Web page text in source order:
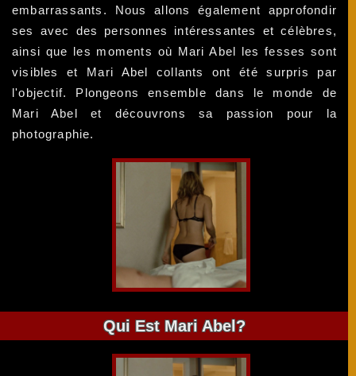
embarrassants. Nous allons également approfondir
ses avec des personnes intéressantes et célèbres,
ainsi que les moments où Mari Abel les fesses sont
visibles et Mari Abel collants ont été surpris par
l'objectif. Plongeons ensemble dans le monde de
Mari Abel et découvrons sa passion pour la
photographie.
Qui Est Mari Abel?